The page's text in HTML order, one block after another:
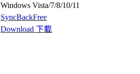
Windows Vista/7/8/10/11
SyncBackFree
Download 下載